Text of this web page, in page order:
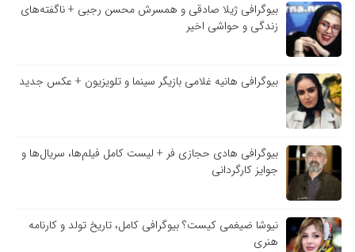
بیوگرافی ژیلا صادقی و همسرش محسن رجبی + ناگفته‌های
زندگی و حواشی اخیر
بیوگرافی هانیه غلامی بازیگر سینما و تلویزیون + عکس جدید
بیوگرافی هادی حجازی فر + لیست کامل فیلم‌ها، سریال‌ها و
جوایز کارگردانی
نیوشا ضیغمی کیست؟ بیوگرافی کامل، تاریخ تولد و کارنامه
هنری